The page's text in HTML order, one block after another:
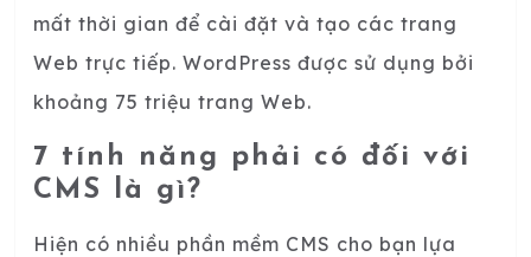
mất thời gian để cài đặt và tạo các trang
Web trực tiếp. WordPress được sử dụng bởi
khoảng 75 triệu trang Web.
7 tính năng phải có đối với
CMS là gì?
Hiện có nhiều phần mềm CMS cho bạn lựa